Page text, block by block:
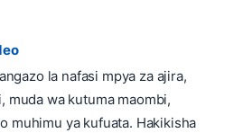
la nafasi mpya za ajira,
muda wa kutuma maombi,
muhimu ya kufuata. Hakikisha